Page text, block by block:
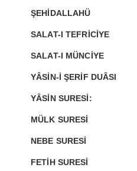
ŞEHİDALLAHÜ
SALAT-I TEFRİCİYE
SALAT-I MÜNCİYE
YÂSİN-İ ŞERİF DUÂSI
YÂSİN SURESİ:
MÜLK SURESİ
NEBE SURESİ
FETİH SURESİ